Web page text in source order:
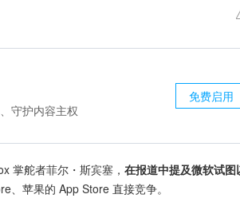
守护内容主权
免费启用
掌舵者菲尔・斯宾塞， 在报道中提及微软试图
、苹果的 App Store 直接竞争。